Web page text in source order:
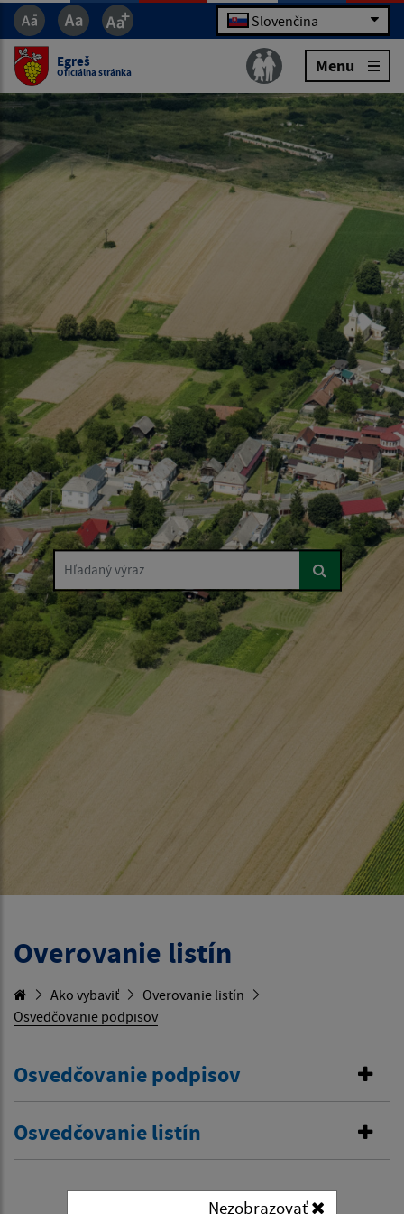
Nezobrazovať
Slovenčina
Egreš
Oficiálna stránka Menu
Hľadaný výraz...
Overovanie listín
Ako vybaviť
Overovanie listín
Osvedčovanie podpisov
Osvedčovanie podpisov
Osvedčovanie listín